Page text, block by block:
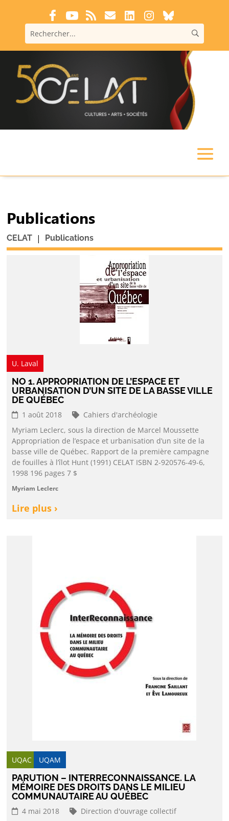
Publications
CELAT | Publications
U. Laval
NO 1. APPROPRIATION DE L’ESPACE ET
URBANISATION D’UN SITE DE LA BASSE VILLE
DE QUÉBEC
1 août 2018
Cahiers d'archéologie
Myriam Leclerc, sous la direction de Marcel Moussette
Appropriation de l’espace et urbanisation d’un site de la
basse ville de Québec. Rapport de la première campagne
de fouilles à l’îlot Hunt (1991) CELAT ISBN 2-920576-49-6,
1998 196 pages 7 $
Myriam Leclerc
Lire plus ›
UQAC UQAM
PARUTION – INTERRECONNAISSANCE. LA
MÉMOIRE DES DROITS DANS LE MILIEU
COMMUNAUTAIRE AU QUÉBEC
4 mai 2018
Direction d'ouvrage collectif